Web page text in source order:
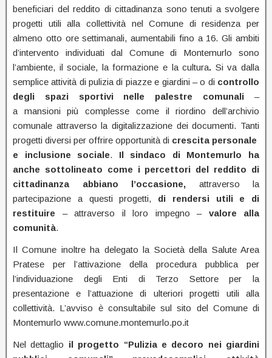
beneficiari del reddito di cittadinanza sono tenuti a svolgere
progetti utili alla collettività nel Comune di residenza per
almeno otto ore settimanali, aumentabili fino a 16. Gli ambiti
d’intervento individuati dal Comune di Montemurlo sono
l’ambiente, il sociale, la formazione e la cultura. Si va dalla
semplice attività di pulizia di piazze e giardini – o di controllo
degli spazi sportivi nelle palestre comunali –
a mansioni più complesse come il riordino dell’archivio
comunale attraverso la digitalizzazione dei documenti. Tanti
progetti diversi per offrire opportunità di crescita personale
e inclusione sociale. Il sindaco di Montemurlo ha
anche sottolineato come i percettori del reddito di
cittadinanza abbiano l’occasione, attraverso la
partecipazione a questi progetti, di rendersi utili e di
restituire – attraverso il loro impegno – valore alla
comunità.
Il Comune inoltre ha delegato la Società della Salute Area
Pratese per l’attivazione della procedura pubblica per
l’individuazione degli Enti di Terzo Settore per la
presentazione e l’attuazione di ulteriori progetti utili alla
collettività. L’avviso è consultabile sul sito del Comune di
Montemurlo www.comune.montemurlo.po.it
Nel dettaglio il progetto “Pulizia e decoro nei giardini